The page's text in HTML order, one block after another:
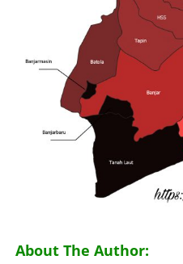
About The Author: